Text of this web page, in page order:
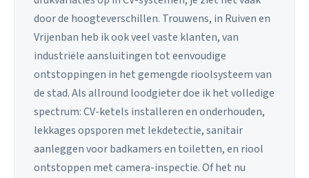
door de hoogteverschillen. Trouwens, in Ruiven en
Vrijenban heb ik ook veel vaste klanten, van
industriële aansluitingen tot eenvoudige
ontstoppingen in het gemengde rioolsysteem van
de stad. Als allround loodgieter doe ik het volledige
spectrum: CV-ketels installeren en onderhouden,
lekkages opsporen met lekdetectie, sanitair
aanleggen voor badkamers en toiletten, en riool
ontstoppen met camera-inspectie. Of het nu